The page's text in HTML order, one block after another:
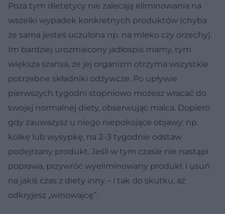
Poza tym dietetycy nie zalecają eliminowania na
wszelki wypadek konkretnych produktów (chyba
że sama jesteś uczulona np. na mleko czy orzechy).
Im bardziej urozmaicony jadłospis mamy, tym
większa szansa, że jej organizm otrzyma wszystkie
potrzebne składniki odżywcze. Po upływie
pierwszych tygodni stopniowo możesz wracać do
swojej normalnej diety, obserwując malca. Dopiero
gdy zauważysz u niego niepokojące objawy: np.
kolkę lub wysypkę, na 2–3 tygodnie odstaw
podejrzany produkt. Jeśli w tym czasie nie nastąpi
poprawa, przywróć wyeliminowany produkt i usuń
na jakiś czas z diety inny – i tak do skutku, aż
odkryjesz „winowajcę”.